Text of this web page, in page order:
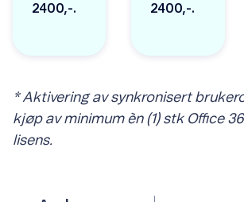
2400,-.
2400,-.
* Aktivering av synkronisert
kjøp av minimum èn (1) stk Office
lisens.